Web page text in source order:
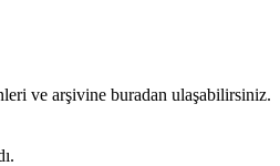
ve arşivine buradan ulaşabilirsiniz.